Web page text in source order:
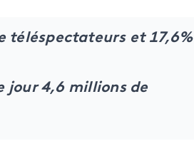
téléspectateurs et 17,6%
jour 4,6 millions de